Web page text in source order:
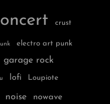
crust
electro art punk
garage rock
lofi Loupiote
noise nowave